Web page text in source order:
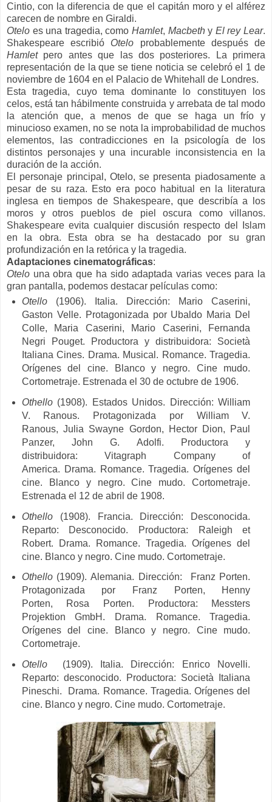
Cintio, con la diferencia de que el capitán moro y el alférez
carecen de nombre en Giraldi.
Otelo es una tragedia, como Hamlet, Macbethy El rey Lear.
Shakespeare escribió Otelo probablemente después de
Hamletpero antes que las dos posteriores. La primera
representación de la que se tiene noticia se celebró el 1 de
noviembre de 1604 en el Palacio de Whitehall de Londres.
Esta tragedia, cuyo tema dominante lo constituyen los
celos, está tan hábilmente construida y arrebata de tal modo
la atención que, a menos de que se haga un frío y
minucioso examen, no se nota la improbabilidad de muchos
elementos, las contradicciones en la psicología de los
distintos personajes y una incurable inconsistencia en la
duración de la acción.
El personaje principal, Otelo, se presenta piadosamente a
pesar de su raza. Esto era poco habitual en la literatura
inglesa en tiempos de Shakespeare, que describía a los
moros y otros pueblos de piel oscura como villanos.
Shakespeare evita cualquier discusión respecto del Islam
en la obra. Esta obra se ha destacado por su gran
profundización en la retórica y la tragedia.
Adaptaciones cinematográficas:
Otelo una obra que ha sido adaptada varias veces para la
gran pantalla, podemos destacar películas como:
Otello(1906). Italia. Dirección: Mario Caserini,
Gaston Velle. Protagonizada por Ubaldo Maria Del
Colle,
Maria Caserini, Mario Caserini, Fernanda
Negri Pouget. Productora y distribuidora: Società
Italiana Cines. Drama. Musical. Romance. Tragedia.
Orígenes del cine. Blanco y negro. Cine mudo.
Cortometraje. Estrenada el 30 de octubre de 1906.
Othello(1908). Estados Unidos. Dirección: William
V. Ranous. Protagonizada por William V.
Ranous, Julia Swayne Gordon, Hector Dion, Paul
Panzer, John G. Adolfi. Productora y
distribuidora:Vitagraph Company of
America. Drama. Romance. Tragedia. Orígenes del
cine. Blanco y negro. Cine mudo. Cortometraje.
Estrenada el 12 de abril de 1908.
Othello(1908). Francia. Dirección: Desconocida.
Reparto: Desconocido. Productora:
Raleigh et
Robert. Drama. Romance. Tragedia. Orígenes del
cine. Blanco y negro. Cine mudo. Cortometraje.
Othello(1909). Alemania. Dirección:
Franz Porten.
Protagonizada por
Franz Porten, Henny
Porten,
Rosa Porten. Productora: Messters
Projektion GmbH. Drama. Romance. Tragedia.
Orígenes del cine. Blanco y negro. Cine mudo.
Cortometraje.
Otello(1909). Italia. Dirección: Enrico Novelli.
Reparto: desconocido. Productora: Società Italiana
Pineschi. Drama. Romance. Tragedia. Orígenes del
cine. Blanco y negro. Cine mudo. Cortometraje.